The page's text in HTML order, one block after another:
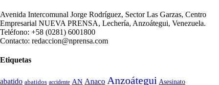
Avenida Intercomunal Jorge Rodríguez, Sector Las Garzas, Centro
Empresarial NUEVA PRENSA, Lechería, Anzoátegui, Venezuela.
Teléfono: +58 (0281) 6001800
Contacto: redaccion@nprensa.com
Etiquetas
abatido abatidos accidente AN Anaco Anzoátegui Asesinato